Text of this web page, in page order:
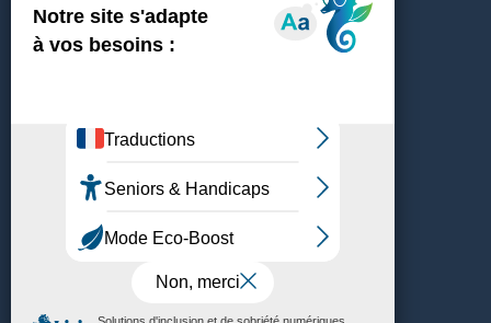
Témoignages
Achats & fournisseurs
Plan du site
Mentions légales
Politique de confidentialité
Copyright Gibraltaz 2024